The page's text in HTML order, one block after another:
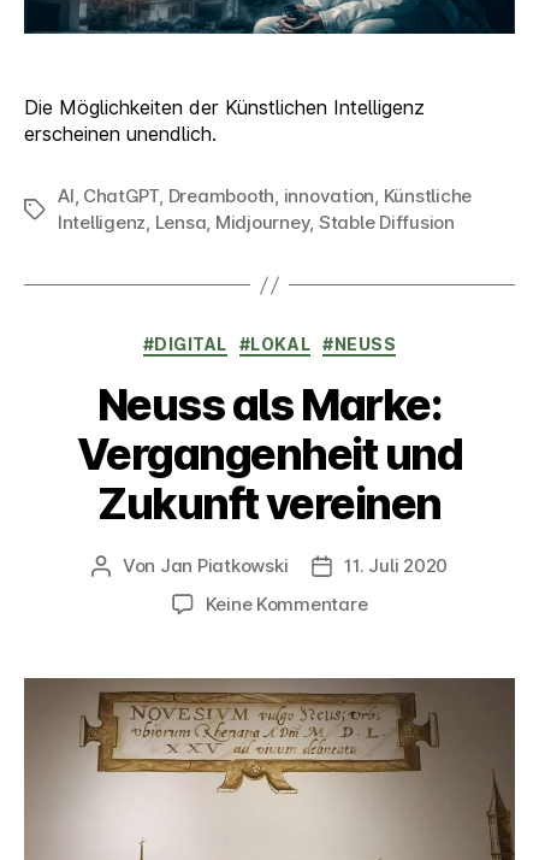
Die Möglichkeiten der Künstlichen Intelligenz
erscheinen unendlich.
Schlagwörter
AI, ChatGPT, Dreambooth, innovation, Künstliche
Intelligenz, Lensa, Midjourney, Stable Diffusion
Kategorien
#DIGITAL #LOKAL #NEUSS
Neuss als Marke:
Vergangenheit und
Zukunft vereinen
Beitragsautor
Von Jan Piatkowski Veröffentlichungsdatum
11. Juli 2020
Keine Kommentarezu
Marke:
Vergangenheit
und
Zukunft